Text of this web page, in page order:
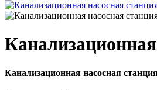
Канализационная насосная